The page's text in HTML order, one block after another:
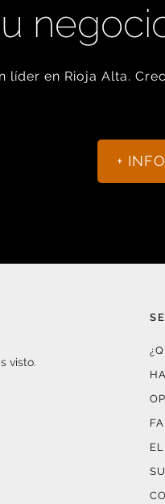
líder en Rioja Alta.
+
visto.